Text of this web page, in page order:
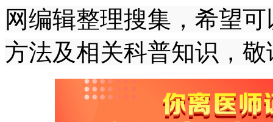
网编辑整理搜集，希望
方法及相关科普知识，